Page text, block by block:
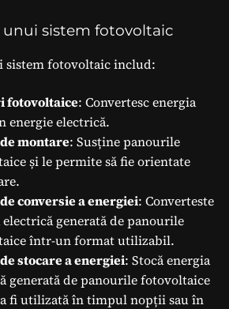
sistem fotovoltaic
sistem fotovoltaic includ:
fotovoltaice: Convertesc energia
energie electrică.
montare: Susține panourile
și le permite să fie orientate
conversie a energiei: Converteste
electrică generată de panourile
într-un format utilizabil.
stocare a energiei: Stocă energia
generată de panourile fotovoltaice
fi utilizată în timpul nopții sau în